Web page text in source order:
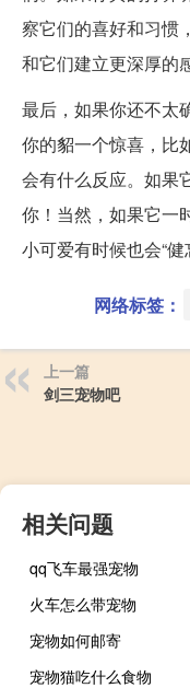
察它们的喜好和习惯
和它们建立更深厚的
最后，如果你还不太
你的貂一个惊喜，比
会有什么反应。如果
你！当然，如果它一
小可爱有时候也会“健
网络标签：
上一篇
剑三宠物吧
相关问题
qq飞车最强宠物
火车怎么带宠物
宠物如何邮寄
宠物猫吃什么食物